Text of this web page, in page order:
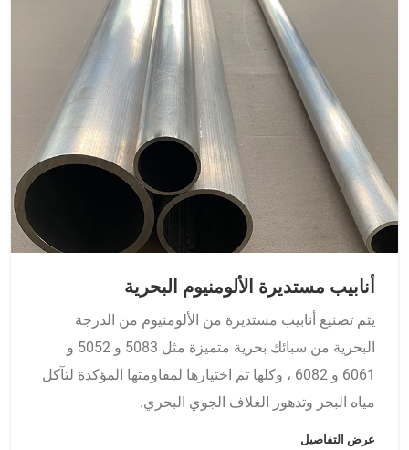
أنابيب مستديرة الألومنيوم البحرية
يتم تصنيع أنابيب مستديرة من الألومنيوم من الدرجة
البحرية من سبائك بحرية متميزة مثل 5083 و 5052 و
6061 و 6082 ، وكلها تم اختيارها لمقاومتها المؤكدة لتآكل
مياه البحر وتدهور الغلاف الجوي البحري.
عرض التفاصيل